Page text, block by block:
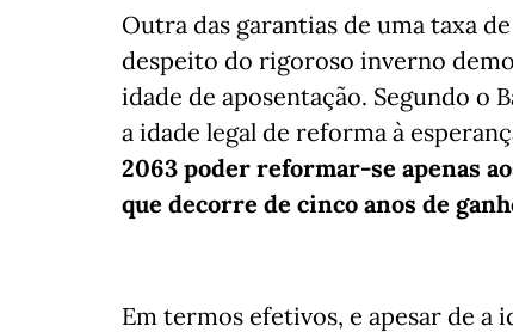
Outra das garantias de uma taxa
despeito do rigoroso inverno
idade de aposentação. Segundo o
a idade legal de reforma à
2063 poder reformar-se apenas
que decorre de cinco anos de
Em termos efetivos, e apesar de a